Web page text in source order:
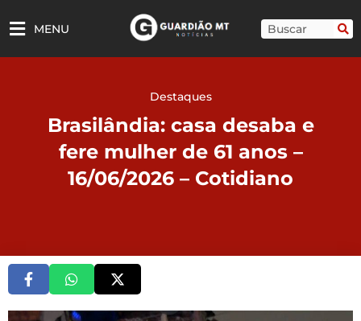
para
MENU Pesquisar
Destaques
Brasilândia: casa desaba e
fere mulher de 61 anos –
16/06/2026 – Cotidiano